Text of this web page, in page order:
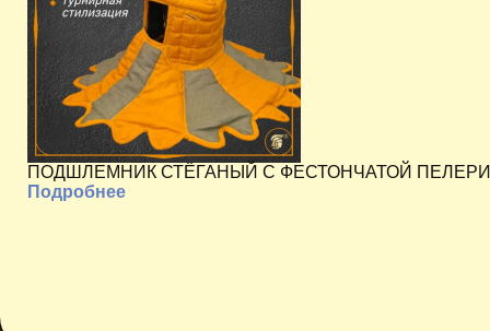
ПОДШЛЕМНИК СТЁГАНЫЙ С ФЕСТОНЧАТОЙ
Подробнее